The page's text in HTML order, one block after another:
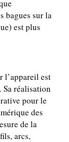
bagues sur la
est plus
l’appareil est
Sa réalisation
pour le
des
de la
arcs,